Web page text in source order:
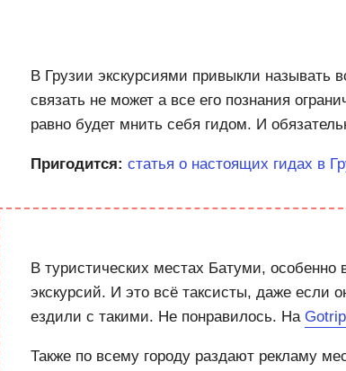
В Грузии экскурсиями привыкли называть
связать не может а все его познания
равно будет мнить себя гидом. И
Пригодится: статья о настоящих гидах в
В туристических местах Батуми,
экскурсий. И это всё таксисты, даже если
ездили с такими. Не понравилось. На
Также по всему городу раздают рекламу